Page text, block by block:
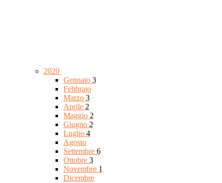
2020
Gennaio 3
Febbraio
Marzo 3
Aprile 2
Maggio 2
Giugno 2
Luglio 4
Agosto
Settembre 6
Ottobre 3
Novembre 1
Dicembre